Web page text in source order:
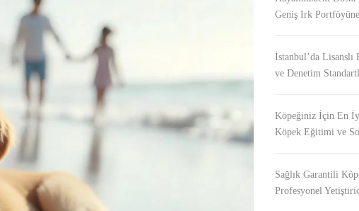
Geniş Irk
İstanbul’da
ve Denetim
Köpeğiniz İçin En
Köpek Eğitimi ve
Sağlık Garantili
Profesyonel